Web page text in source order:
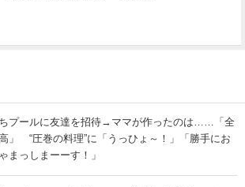
プールに友達を招待→ママが作ったのは……「全
」 “圧巻の料理”に「うっひょ～！」「勝手にお
まっしまーーす！」